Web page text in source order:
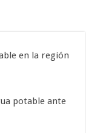
en la región
potable ante